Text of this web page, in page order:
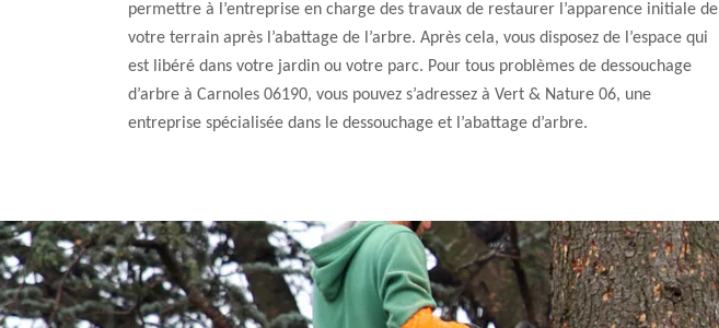
permettre à l’entreprise en charge des travaux de restaurer l’apparence initiale de
votre terrain après l’abattage de l’arbre. Après cela, vous disposez de l’espace qui
est libéré dans votre jardin ou votre parc. Pour tous problèmes de dessouchage
d’arbre à Carnoles 06190, vous pouvez s’adressez à Vert & Nature 06, une
entreprise spécialisée dans le dessouchage et l’abattage d’arbre.